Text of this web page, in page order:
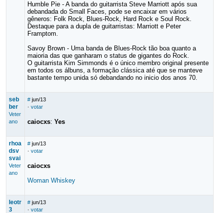
Humble Pie - A banda do guitarrista Steve Marriott após sua
debandada do Small Faces, pode se encaixar em vários
gêneros: Folk Rock, Blues-Rock, Hard Rock e Soul Rock.
Destaque para a dupla de guitarristas: Marriott e Peter
Framptom.
Savoy Brown - Uma banda de Blues-Rock tão boa quanto a
maioria das que ganharam o status de gigantes do Rock.
O guitarrista Kim Simmonds é o único membro original presente
em todos os álbuns, a formação clássica até que se manteve
bastante tempo unida só debandando no inicio dos anos 70.
seb
ber
Veter
ano
# jun/13
· votar
caiocxs: Yes
rhoa
dsv
svai
Veter
ano
# jun/13
· votar
caiocxs
Woman Whiskey
leotr
3
# jun/13
· votar